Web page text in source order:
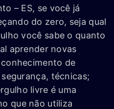
– ES, se você já
do zero, seja qual
você sabe o quanto
aprender novas
de
técnicas;
livre é uma
que não utiliza